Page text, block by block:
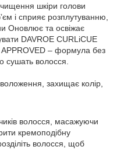
шкіри голови
і сприяє розплутуванню,
Оновлює та освіжає
DAVROE CURLiCUE
– формула без
сушать волосся.
захищає колір,
волосся, масажуючи
кремоподібну
волосся, щоб